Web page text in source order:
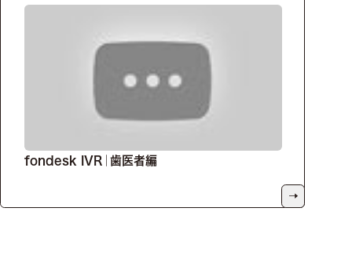
fondesk IVR｜歯医者編